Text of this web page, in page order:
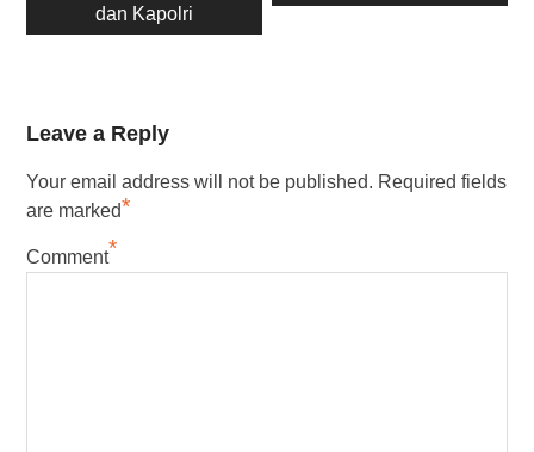
dan Kapolri
Leave a Reply
Your email address will not be published. Required fields
are marked*
Comment*